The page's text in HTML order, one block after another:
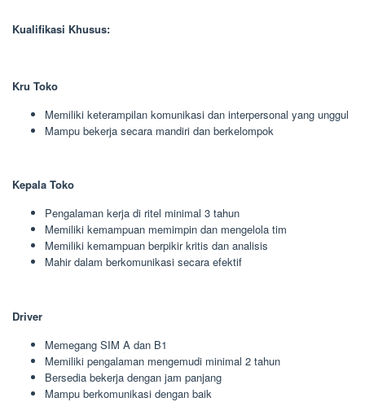
Kualifikasi Khusus:
Kru Toko
Memiliki keterampilan komunikasi dan interpersonal yang unggul
Mampu bekerja secara mandiri dan berkelompok
Kepala Toko
Pengalaman kerja di ritel minimal 3 tahun
Memiliki kemampuan memimpin dan mengelola tim
Memiliki kemampuan berpikir kritis dan analisis
Mahir dalam berkomunikasi secara efektif
Driver
Memegang SIM A dan B1
Memiliki pengalaman mengemudi minimal 2 tahun
Bersedia bekerja dengan jam panjang
Mampu berkomunikasi dengan baik